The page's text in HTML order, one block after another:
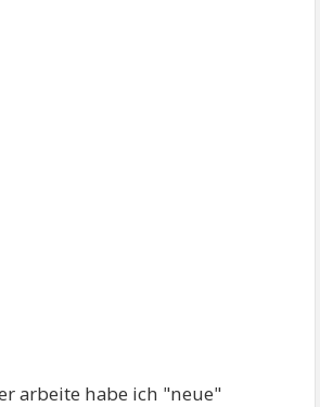
arbeite habe ich "neue"